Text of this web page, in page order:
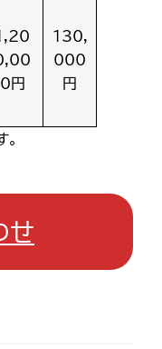
0円
130,
000
円
せ